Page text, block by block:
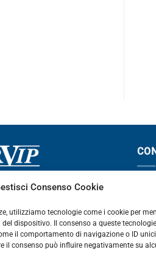
Consenso Cookie
utilizziamo tecnologie come i cookie per
dispositivo. Il consenso a queste
il comportamento di navigazione o ID
il consenso può influire negativamente su
9 - 35127